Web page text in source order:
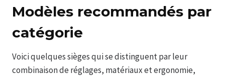
Modèles recommandés par
catégorie
Voici quelques sièges qui se distinguent par leur
combinaison de réglages, matériaux et ergonomie,